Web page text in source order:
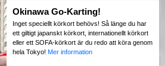
Okinawa Go-Karting!
Inget speciellt körkort behövs! Så länge du har
ett giltigt japanskt körkort, internationellt körkort
eller ett SOFA-körkort är du redo att köra genom
hela Tokyo! Mer information